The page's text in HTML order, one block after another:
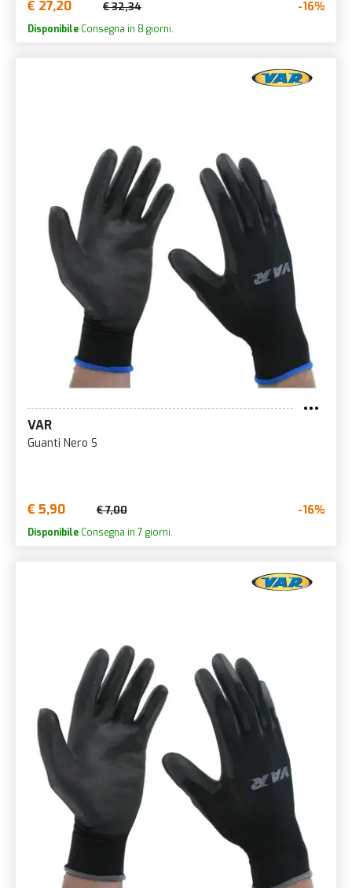
€ 27,20 € 32,34 -16%
Disponibile Consegna in 8 giorni.
VAR
Guanti Nero S
€ 5,90 € 7,00 -16%
Disponibile Consegna in 7 giorni.